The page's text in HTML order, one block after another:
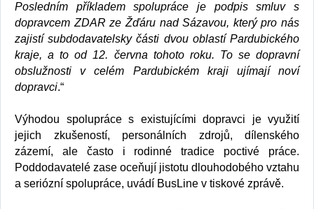
Posledním příkladem spolupráce je podpis smluv s
dopravcem ZDAR ze Žďáru nad Sázavou, který pro nás
zajistí subdodavatelsky části dvou oblastí Pardubického
kraje, a to od 12. června tohoto roku. To se dopravní
obslužnosti v celém Pardubickém kraji ujímají noví
dopravci.“
Výhodou spolupráce s existujícími dopravci je využití
jejich zkušeností, personálních zdrojů, dílenského
zázemí, ale často i rodinné tradice poctivé práce.
Poddodavatelé zase oceňují jistotu dlouhodobého vztahu
a seriózní spolupráce, uvádí BusLine v tiskové zprávě.